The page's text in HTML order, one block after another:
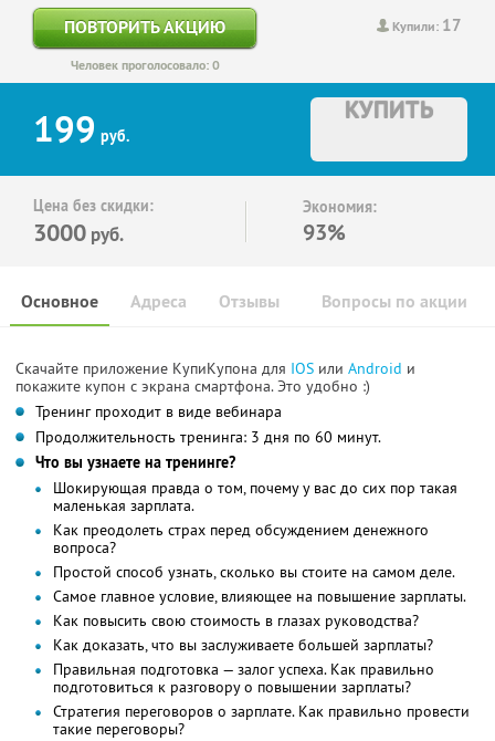
Купили: 17
ПОВТОРИТЬ АКЦИЮ
Человек проголосовало: 0
199 руб.
КУПИТЬ
Цена без скидки:
3000 руб.
Экономия:
93%
Основное Отзывы Вопросы по акции
Адреса
Скачайте приложение КупиКупона для IOS или Android и
покажите купон с экрана смартфона. Это удобно :)
Тренинг проходит в виде вебинара
Продолжительность тренинга: 3 дня по 60 минут.
Что вы узнаете на тренинге?
Шокирующая правда о том, почему у вас до сих пор такая
маленькая зарплата.
Как преодолеть страх перед обсуждением денежного
вопроса?
Простой способ узнать, сколько вы стоите на самом деле.
Самое главное условие, влияющее на повышение зарплаты.
Как повысить свою стоимость в глазах руководства?
Как доказать, что вы заслуживаете большей зарплаты?
Правильная подготовка — залог успеха. Как правильно
подготовиться к разговору о повышении зарплаты?
Стратегия переговоров о зарплате. Как правильно провести
такие переговоры?